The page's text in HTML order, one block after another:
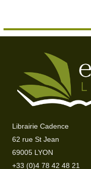
Librairie Cadence
62 rue St Jean
69005 LYON
+33 (0)4 78 42 48 21